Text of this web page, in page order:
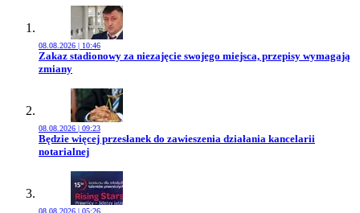
08.08.2026 | 10:46
Przejdź do artykułu:
Zakaz stadionowy za niezajęcie swojego miejsca, przepisy wymagają
zmiany
08.08.2026 | 09:23
Przejdź do artykułu:
Będzie więcej przesłanek do zawieszenia działania kancelarii
notarialnej
08.08.2026 | 05:26